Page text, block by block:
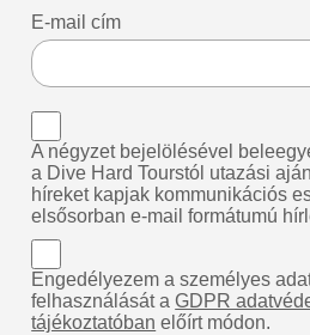
E-mail cím
A négyzet bejelölésével
a Dive Hard Tourstól utazási
híreket kapjak kommunikációs
elsősorban e-mail formátumú
Engedélyezem a személyes
felhasználását aGDPR
tájékoztatóban előírt módon.